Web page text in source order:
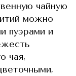
чайную
можно
пуэрами и
чая,